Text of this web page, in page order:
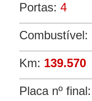
Portas: 4
Combustível:
Km: 139.570
Placa nº final: